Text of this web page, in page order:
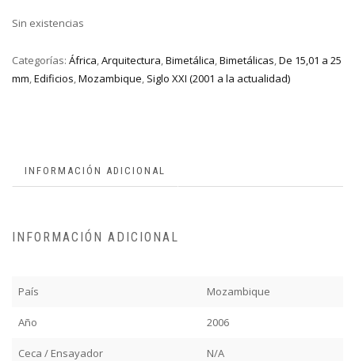
Sin existencias
Categorías: África,Arquitectura,Bimetálica,Bimetálicas,De 15,01 a 25
mm,Edificios,Mozambique, Siglo XXI (2001 a la actualidad)
INFORMACIÓN ADICIONAL
INFORMACIÓN ADICIONAL
País Mozambique
Año 2006
Ceca / Ensayador N/A